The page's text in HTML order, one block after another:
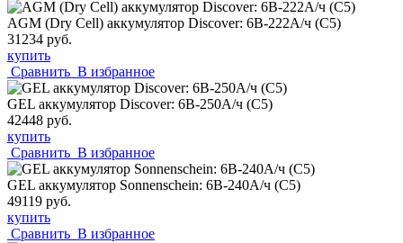
AGM (Dry Cell) аккумулятор Discover: 6В-222А/ч (С5)
31234 руб.
купить
Сравнить В избранное
GEL аккумулятор Discover: 6В-250А/ч (С5)
42448 руб.
купить
Сравнить В избранное
GEL аккумулятор Sonnenschein: 6В-240А/ч (С5)
49119 руб.
купить
Сравнить В избранное